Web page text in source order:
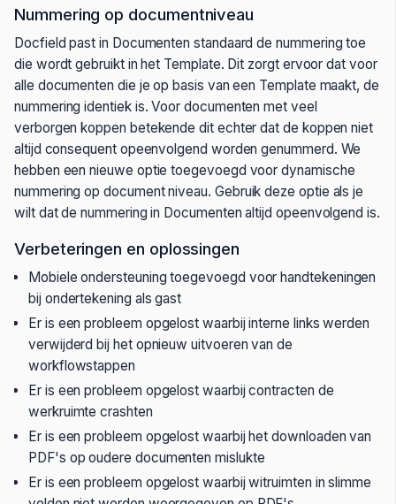
Nummering op documentniveau
Docfield past in Documenten standaard de nummering toe
die wordt gebruikt in het Template. Dit zorgt ervoor dat voor
alle documenten die je op basis van een Template maakt, de
nummering identiek is. Voor documenten met veel
verborgen koppen betekende dit echter dat de koppen niet
altijd consequent opeenvolgend worden genummerd. We
hebben een nieuwe optie toegevoegd voor dynamische
nummering op document niveau. Gebruik deze optie als je
wilt dat de nummering in Documenten altijd opeenvolgend is.
Verbeteringen en oplossingen
Mobiele ondersteuning toegevoegd voor handtekeningen
bij ondertekening als gast
Er is een probleem opgelost waarbij interne links werden
verwijderd bij het opnieuw uitvoeren van de
workflowstappen
Er is een probleem opgelost waarbij contracten de
werkruimte crashten
Er is een probleem opgelost waarbij het downloaden van
PDF's op oudere documenten mislukte
Er is een probleem opgelost waarbij witruimten in slimme